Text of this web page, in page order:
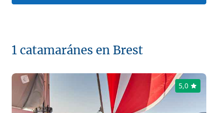
1 catamaránes en Brest
5,0